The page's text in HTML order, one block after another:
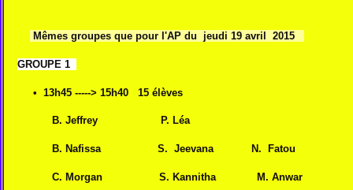
Mêmes groupes que pour l'AP du jeudi 19 avril 2015
GROUPE 1
• 13h45 -----> 15h40 15 élèves
B. Jeffrey P. Léa
B. Nafissa S. Jeevana N. Fatou
C. Morgan S. Kannitha M. Anwar